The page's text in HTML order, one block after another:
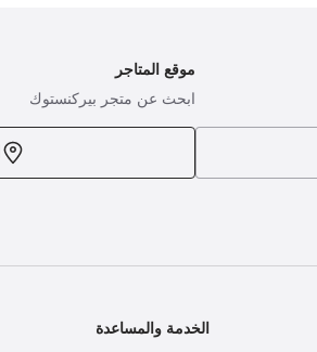
موقع المتاجر
ابحث عن متجر بيركنستوك
الخدمة والمساعدة